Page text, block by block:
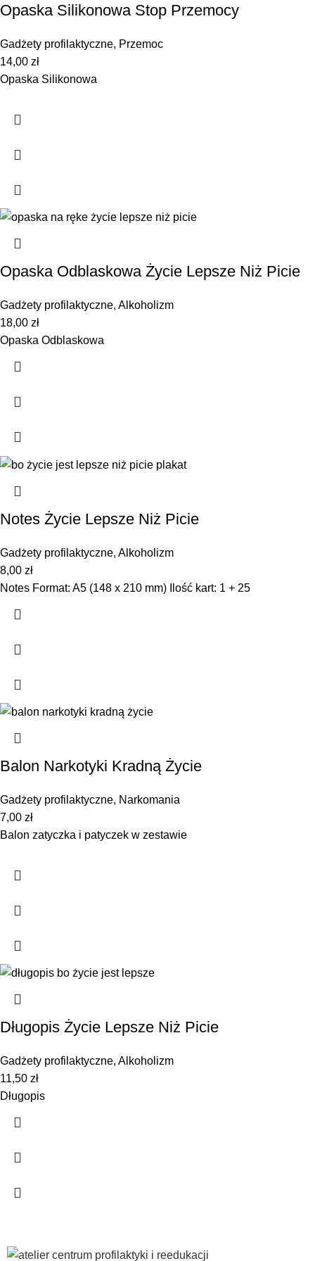
Opaska Silikonowa Stop Przemocy
Gadżety profilaktyczne, Przemoc
14,00 zł
Opaska Silikonowa
Opaska Odblaskowa Życie Lepsze Niż Picie
Gadżety profilaktyczne, Alkoholizm
18,00 zł
Opaska Odblaskowa
Notes Życie Lepsze Niż Picie
Gadżety profilaktyczne, Alkoholizm
8,00 zł
Notes Format: A5 (148 x 210 mm) Ilość kart: 1 + 25
Balon Narkotyki Kradną Życie
Gadżety profilaktyczne, Narkomania
7,00 zł
Balon zatyczka i patyczek w zestawie
Długopis Życie Lepsze Niż Picie
Gadżety profilaktyczne, Alkoholizm
11,50 zł
Długopis